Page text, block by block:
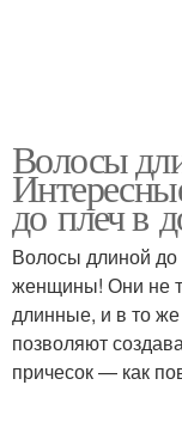
Волосы
до плеч в
Волосы длиной
женщины! Они не
длинные, и в то же
позволяют
причесок — как